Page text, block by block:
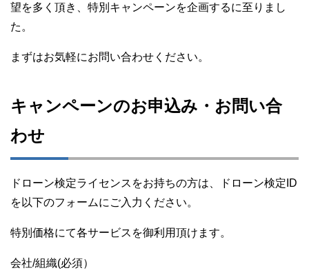
望を多く頂き、特別キャンペーンを企画するに至りまし
た。
まずはお気軽にお問い合わせください。
キャンペーンのお申込み・お問い合
わせ
ドローン検定ライセンスをお持ちの方は、ドローン検定ID
を以下のフォームにご入力ください。
特別価格にて各サービスを御利用頂けます。
会社/組織(必須）